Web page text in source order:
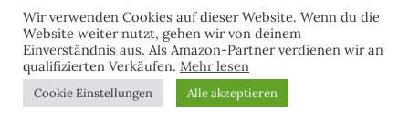
Juist(46)
Juist(35)
Wir verwenden Cookies auf dieser Website. Wenn du die
Website weiter nutzt, gehen wir von deinem
Einverständnis aus. Als Amazon-Partner verdienen wir an
qualifizierten Verkäufen. Mehr lesen
Cookie Einstellungen Alle akzeptieren